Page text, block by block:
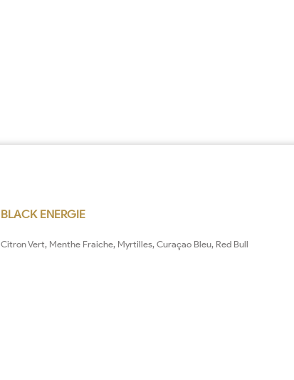
BLACK ENERGIE
Citron Vert, Menthe Fraiche, Myrtilles, Curaçao Bleu, Red Bull